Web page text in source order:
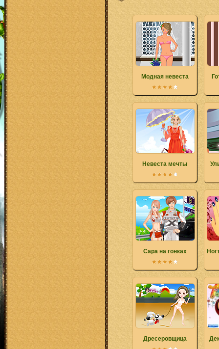
Модная невеста
Невеста мечты
Сара на гонках
Дресеровщица